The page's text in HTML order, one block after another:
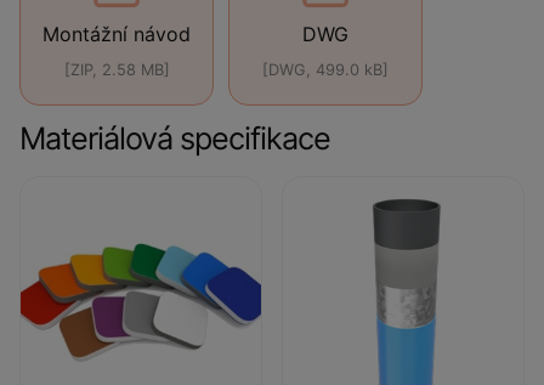
Montážní návod
[ZIP, 2.58 MB]
DWG
[DWG, 499.0 kB]
Materiálová specifikace